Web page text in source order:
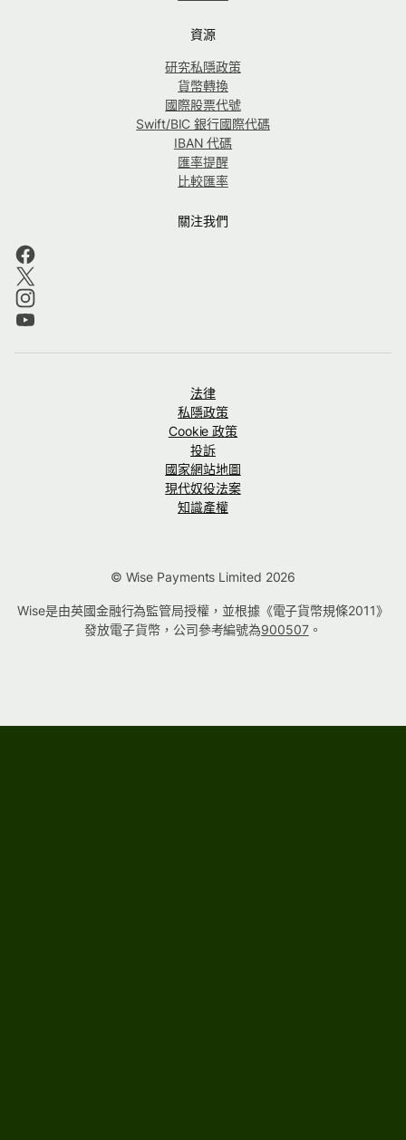
資源
研究私隱政策
貨幣轉換
國際股票代號
Swift/BIC 銀行國際代碼
IBAN 代碼
匯率提醒
比較匯率
關注我們
法律
私隱政策
Cookie 政策
投訴
國家網站地圖
現代奴役法案
知識產權
© Wise Payments Limited 2026
Wise是由英國金融行為監管局授權，並根據《電子貨幣規條2011》
發放電子貨幣，公司參考編號為900507。